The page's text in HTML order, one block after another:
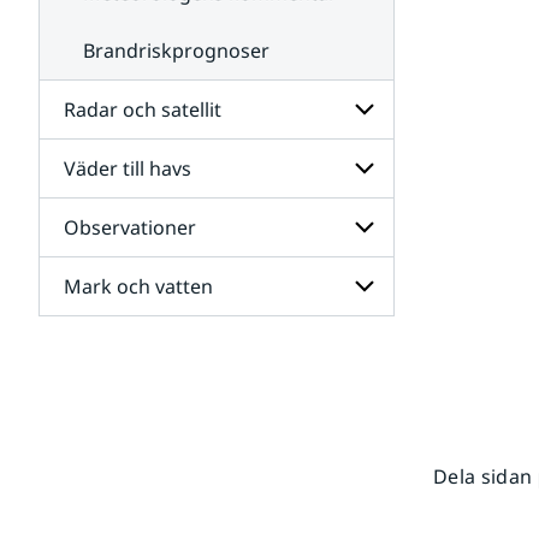
Brandriskprognoser
Radar och satellit
Undersidor
för
Radar
och
satellit
Väder till havs
Undersidor
för
Väder
till
havs
Observationer
Undersidor
för
Mark och vatten
Dela sidan